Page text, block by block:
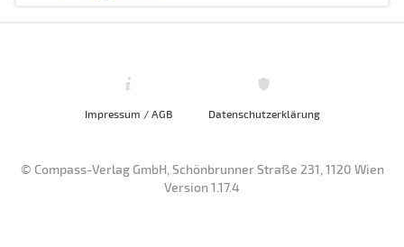
Impressum / AGB Datenschutzerklärung
© Compass-Verlag GmbH, Schönbrunner Straße 231, 1120 Wien
Version 1.17.4